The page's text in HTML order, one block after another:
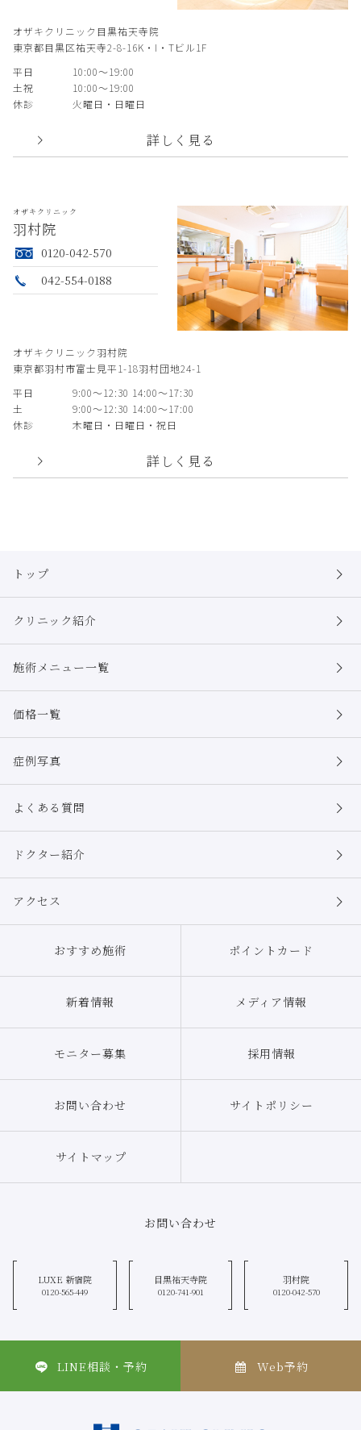
オザキクリニック目黒祐天寺院
東京都目黒区祐天寺2-8-16K・I・Tビル1F
平日
10:00〜19:00
土祝
10:00〜19:00
休診
火曜日・日曜日
詳しく見る
オザキクリニック
羽村院
0120-042-570
042-554-0188
オザキクリニック羽村院
東京都羽村市富士見平1-18羽村団地24-1
平日
9:00〜12:30 14:00〜17:30
土
9:00〜12:30 14:00〜17:00
休診
木曜日・日曜日・祝日
詳しく見る
トップ
クリニック紹介
施術メニュー一覧
価格一覧
症例写真
よくある質問
ドクター紹介
アクセス
おすすめ施術 ポイントカード
新着情報 メディア情報
モニター募集 採用情報
お問い合わせ サイトポリシー
サイトマップ
LINE相談・予約 Web予約
お問い合わせ
LUXE 新宿院
0120-565-449
目黒祐天寺院
0120-741-901
羽村院
0120-042-570